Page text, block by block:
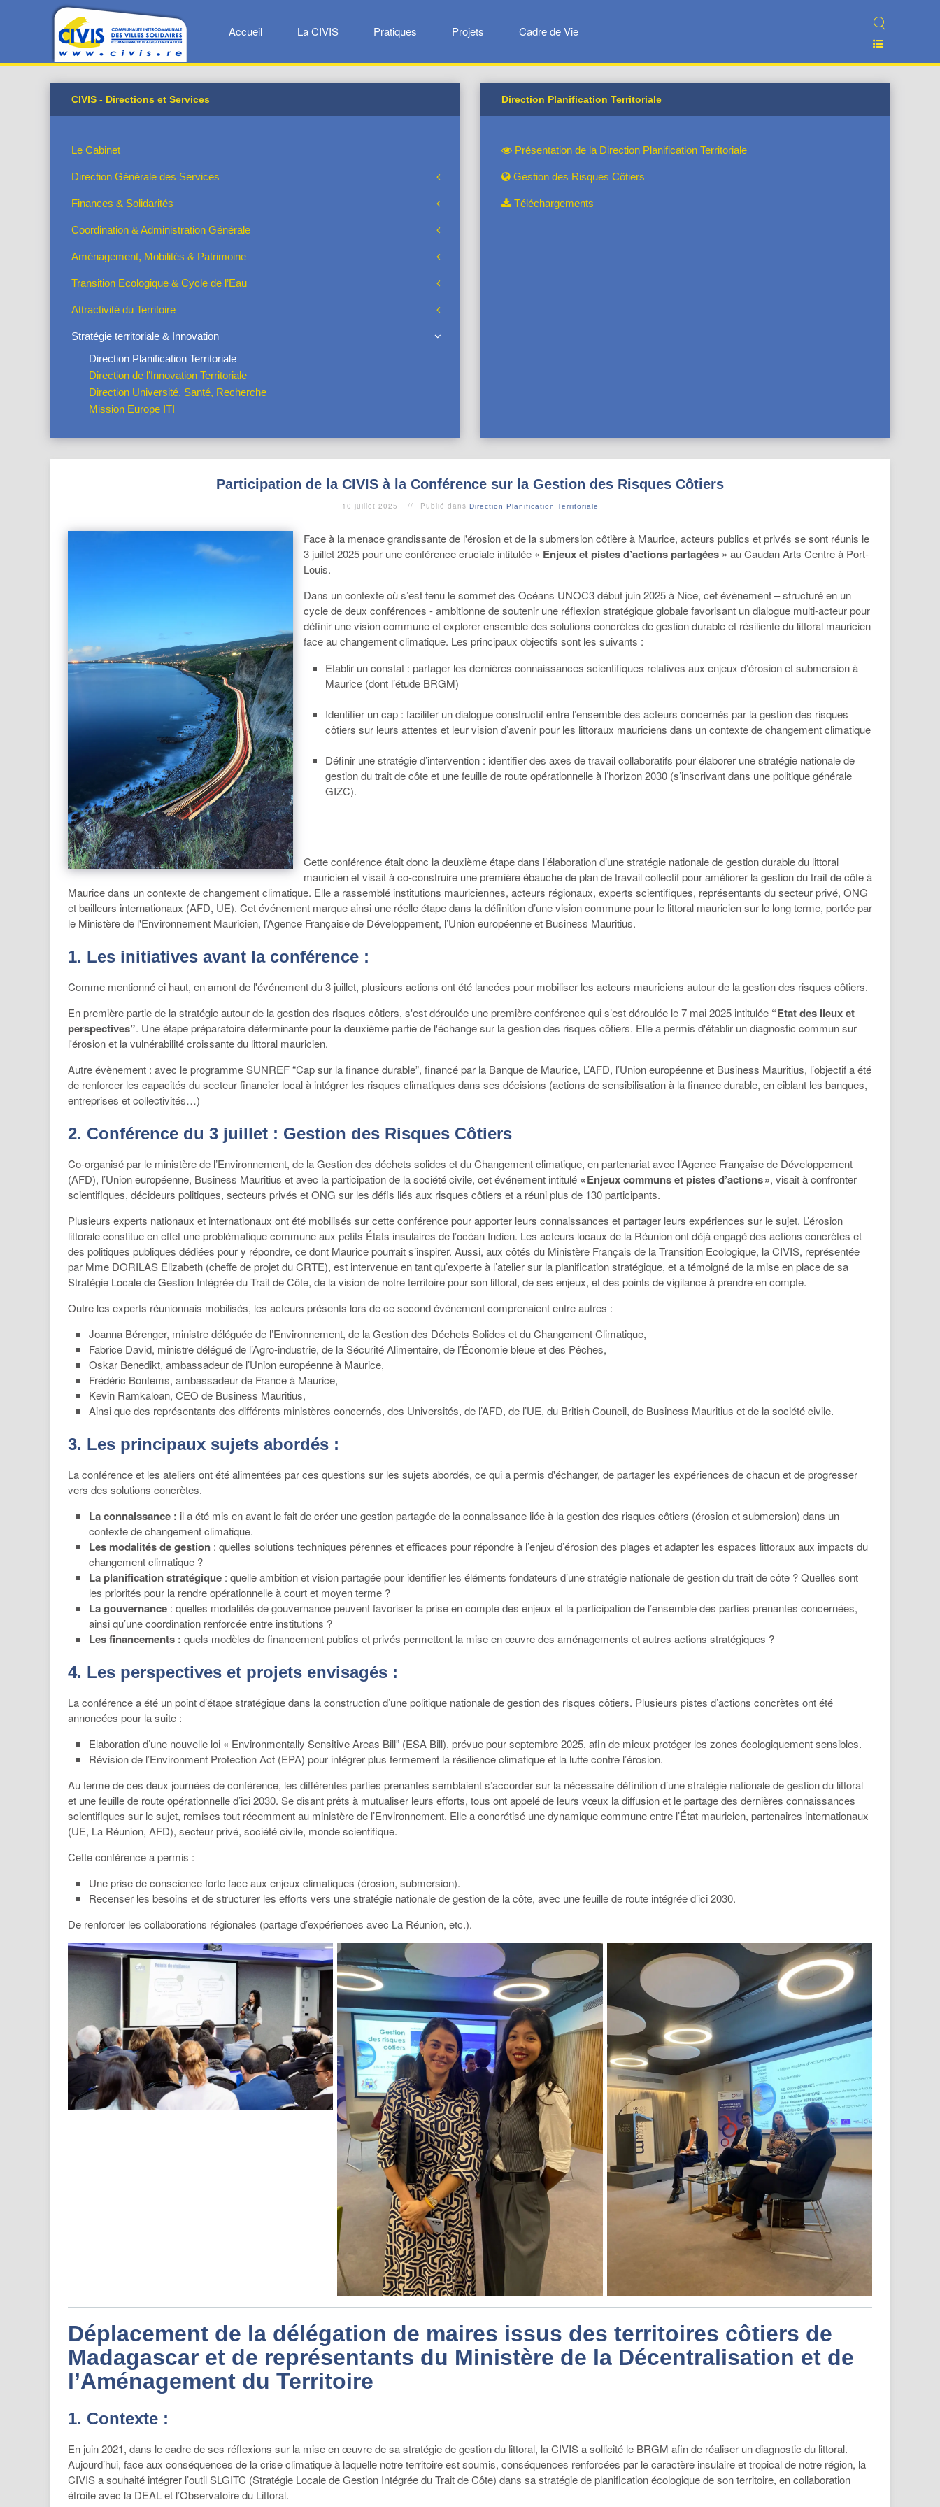
Accueil La CIVIS Pratiques Projets Cadre de Vie
CIVIS - Directions et Services
Le Cabinet
Direction Générale des Services
Finances & Solidarités
Coordination & Administration Générale
Aménagement, Mobilités & Patrimoine
Transition Ecologique & Cycle de l’Eau
Attractivité du Territoire
Stratégie territoriale & Innovation
Direction Planification Territoriale
Direction de l’Innovation Territoriale
Direction Université, Santé, Recherche
Mission Europe ITI
Direction Planification Territoriale
Présentation de la Direction Planification Territoriale
Gestion des Risques Côtiers
Téléchargements
Participation de la CIVIS à la Conférence sur la Gestion des Risques Côtiers
10 juillet 2025 Publié dans Direction Planification Territoriale
Face à la menace grandissante de l'érosion et de la submersion côtière à Maurice, acteurs publics et privés se sont réunis le
3 juillet 2025 pour une conférence cruciale intitulée « Enjeux et pistes d’actions partagées » au Caudan Arts Centre à Port-
Louis.
Dans un contexte où s’est tenu le sommet des Océans UNOC3 début juin 2025 à Nice, cet évènement – structuré en un
cycle de deux conférences - ambitionne de soutenir une réflexion stratégique globale favorisant un dialogue multi-acteur pour
définir une vision commune et explorer ensemble des solutions concrètes de gestion durable et résiliente du littoral mauricien
face au changement climatique. Les principaux objectifs sont les suivants :
Etablir un constat : partager les dernières connaissances scientifiques relatives aux enjeux d’érosion et submersion à
Maurice (dont l’étude BRGM)
Identifier un cap : faciliter un dialogue constructif entre l’ensemble des acteurs concernés par la gestion des risques
côtiers sur leurs attentes et leur vision d’avenir pour les littoraux mauriciens dans un contexte de changement climatique
Définir une stratégie d’intervention : identifier des axes de travail collaboratifs pour élaborer une stratégie nationale de
gestion du trait de côte et une feuille de route opérationnelle à l’horizon 2030 (s’inscrivant dans une politique générale
GIZC).
Cette conférence était donc la deuxième étape dans l’élaboration d’une stratégie nationale de gestion durable du littoral
mauricien et visait à co-construire une première ébauche de plan de travail collectif pour améliorer la gestion du trait de côte à
Maurice dans un contexte de changement climatique. Elle a rassemblé institutions mauriciennes, acteurs régionaux, experts scientifiques, représentants du secteur privé, ONG
et bailleurs internationaux (AFD, UE). Cet événement marque ainsi une réelle étape dans la définition d’une vision commune pour le littoral mauricien sur le long terme, portée par
le Ministère de l'Environnement Mauricien, l’Agence Française de Développement, l’Union européenne et Business Mauritius.
1. Les initiatives avant la conférence :
Comme mentionné ci haut, en amont de l'événement du 3 juillet, plusieurs actions ont été lancées pour mobiliser les acteurs mauriciens autour de la gestion des risques côtiers.
En première partie de la stratégie autour de la gestion des risques côtiers, s'est déroulée une première conférence qui s’est déroulée le 7 mai 2025 intitulée “Etat des lieux et
perspectives”. Une étape préparatoire déterminante pour la deuxième partie de l'échange sur la gestion des risques côtiers. Elle a permis d'établir un diagnostic commun sur
l'érosion et la vulnérabilité croissante du littoral mauricien.
Autre évènement : avec le programme SUNREF “Cap sur la finance durable”, financé par la Banque de Maurice, L’AFD, l’Union européenne et Business Mauritius, l’objectif a été
de renforcer les capacités du secteur financier local à intégrer les risques climatiques dans ses décisions (actions de sensibilisation à la finance durable, en ciblant les banques,
entreprises et collectivités…)
2. Conférence du 3 juillet : Gestion des Risques Côtiers
Co-organisé par le ministère de l’Environnement, de la Gestion des déchets solides et du Changement climatique, en partenariat avec l’Agence Française de Développement
(AFD), l’Union européenne, Business Mauritius et avec la participation de la société civile, cet événement intitulé « Enjeux communs et pistes d’actions », visait à confronter
scientifiques, décideurs politiques, secteurs privés et ONG sur les défis liés aux risques côtiers et a réuni plus de 130 participants.
Plusieurs experts nationaux et internationaux ont été mobilisés sur cette conférence pour apporter leurs connaissances et partager leurs expériences sur le sujet. L’érosion
littorale constitue en effet une problématique commune aux petits États insulaires de l’océan Indien. Les acteurs locaux de la Réunion ont déjà engagé des actions concrètes et
des politiques publiques dédiées pour y répondre, ce dont Maurice pourrait s’inspirer. Aussi, aux côtés du Ministère Français de la Transition Ecologique, la CIVIS, représentée
par Mme DORILAS Elizabeth (cheffe de projet du CRTE), est intervenue en tant qu’experte à l’atelier sur la planification stratégique, et a témoigné de la mise en place de sa
Stratégie Locale de Gestion Intégrée du Trait de Côte, de la vision de notre territoire pour son littoral, de ses enjeux, et des points de vigilance à prendre en compte.
Outre les experts réunionnais mobilisés, les acteurs présents lors de ce second événement comprenaient entre autres :
Joanna Bérenger, ministre déléguée de l’Environnement, de la Gestion des Déchets Solides et du Changement Climatique,
Fabrice David, ministre délégué de l’Agro-industrie, de la Sécurité Alimentaire, de l’Économie bleue et des Pêches,
Oskar Benedikt, ambassadeur de l’Union européenne à Maurice,
Frédéric Bontems, ambassadeur de France à Maurice,
Kevin Ramkaloan, CEO de Business Mauritius,
Ainsi que des représentants des différents ministères concernés, des Universités, de l’AFD, de l’UE, du British Council, de Business Mauritius et de la société civile.
3. Les principaux sujets abordés :
La conférence et les ateliers ont été alimentées par ces questions sur les sujets abordés, ce qui a permis d'échanger, de partager les expériences de chacun et de progresser
vers des solutions concrètes.
La connaissance : il a été mis en avant le fait de créer une gestion partagée de la connaissance liée à la gestion des risques côtiers (érosion et submersion) dans un
contexte de changement climatique.
Les modalités de gestion : quelles solutions techniques pérennes et efficaces pour répondre à l’enjeu d’érosion des plages et adapter les espaces littoraux aux impacts du
changement climatique ?
La planification stratégique : quelle ambition et vision partagée pour identifier les éléments fondateurs d’une stratégie nationale de gestion du trait de côte ? Quelles sont
les priorités pour la rendre opérationnelle à court et moyen terme ?
La gouvernance : quelles modalités de gouvernance peuvent favoriser la prise en compte des enjeux et la participation de l’ensemble des parties prenantes concernées,
ainsi qu’une coordination renforcée entre institutions ?
Les financements : quels modèles de financement publics et privés permettent la mise en œuvre des aménagements et autres actions stratégiques ?
4. Les perspectives et projets envisagés :
La conférence a été un point d’étape stratégique dans la construction d’une politique nationale de gestion des risques côtiers. Plusieurs pistes d’actions concrètes ont été
annoncées pour la suite :
Elaboration d’une nouvelle loi « Environmentally Sensitive Areas Bill” (ESA Bill), prévue pour septembre 2025, afin de mieux protéger les zones écologiquement sensibles.
Révision de l’Environment Protection Act (EPA) pour intégrer plus fermement la résilience climatique et la lutte contre l’érosion.
Au terme de ces deux journées de conférence, les différentes parties prenantes semblaient s’accorder sur la nécessaire définition d’une stratégie nationale de gestion du littoral
et une feuille de route opérationnelle d’ici 2030. Se disant prêts à mutualiser leurs efforts, tous ont appelé de leurs vœux la diffusion et le partage des dernières connaissances
scientifiques sur le sujet, remises tout récemment au ministère de l’Environnement. Elle a concrétisé une dynamique commune entre l’État mauricien, partenaires internationaux
(UE, La Réunion, AFD), secteur privé, société civile, monde scientifique.
Cette conférence a permis :
Une prise de conscience forte face aux enjeux climatiques (érosion, submersion).
Recenser les besoins et de structurer les efforts vers une stratégie nationale de gestion de la côte, avec une feuille de route intégrée d’ici 2030.
De renforcer les collaborations régionales (partage d’expériences avec La Réunion, etc.).
Déplacement de la délégation de maires issus des territoires côtiers de
Madagascar et de représentants du Ministère de la Décentralisation et de
l’Aménagement du Territoire
1. Contexte :
En juin 2021, dans le cadre de ses réflexions sur la mise en œuvre de sa stratégie de gestion du littoral, la CIVIS a sollicité le BRGM afin de réaliser un diagnostic du littoral.
Aujourd’hui, face aux conséquences de la crise climatique à laquelle notre territoire est soumis, conséquences renforcées par le caractère insulaire et tropical de notre région, la
CIVIS a souhaité intégrer l’outil SLGITC (Stratégie Locale de Gestion Intégrée du Trait de Côte) dans sa stratégie de planification écologique de son territoire, en collaboration
étroite avec la DEAL et l’Observatoire du Littoral.